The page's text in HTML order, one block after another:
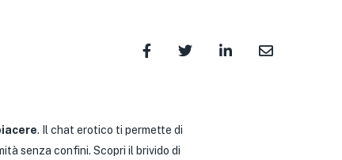
. Il chat erotico ti permette di
senza confini. Scopri il brivido di